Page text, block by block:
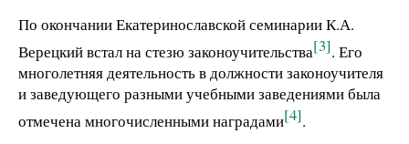
По окончании Екатеринославской семинарии К.А.
Верецкий встал на стезю законоучительства[3]. Его
многолетняя деятельность в должности законоучителя
и заведующего разными учебными заведениями была
отмечена многочисленными наградами[4].